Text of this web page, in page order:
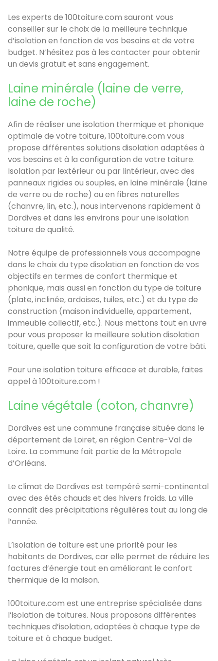
Les experts de 100toiture.com sauront vous
conseiller sur le choix de la meilleure technique
d’isolation en fonction de vos besoins et de votre
budget. N’hésitez pas à les contacter pour obtenir
un devis gratuit et sans engagement.
Laine minérale (laine de verre,
laine de roche)
Afin de réaliser une isolation thermique et phonique
optimale de votre toiture, 100toiture.com vous
propose différentes solutions disolation adaptées à
vos besoins et à la configuration de votre toiture.
Isolation par lextérieur ou par lintérieur, avec des
panneaux rigides ou souples, en laine minérale (laine
de verre ou de roche) ou en fibres naturelles
(chanvre, lin, etc.), nous intervenons rapidement à
Dordives et dans les environs pour une isolation
toiture de qualité.
Notre équipe de professionnels vous accompagne
dans le choix du type disolation en fonction de vos
objectifs en termes de confort thermique et
phonique, mais aussi en fonction du type de toiture
(plate, inclinée, ardoises, tuiles, etc.) et du type de
construction (maison individuelle, appartement,
immeuble collectif, etc.). Nous mettons tout en uvre
pour vous proposer la meilleure solution disolation
toiture, quelle que soit la configuration de votre bâti.
Pour une isolation toiture efficace et durable, faites
appel à 100toiture.com !
Laine végétale (coton, chanvre)
Dordives est une commune française située dans le
département de Loiret, en région Centre-Val de
Loire. La commune fait partie de la Métropole
d’Orléans.
Le climat de Dordives est tempéré semi-continental
avec des étés chauds et des hivers froids. La ville
connaît des précipitations régulières tout au long de
l’année.
L’isolation de toiture est une priorité pour les
habitants de Dordives, car elle permet de réduire les
factures d’énergie tout en améliorant le confort
thermique de la maison.
100toiture.com est une entreprise spécialisée dans
l’isolation de toitures. Nous proposons différentes
techniques d’isolation, adaptées à chaque type de
toiture et à chaque budget.